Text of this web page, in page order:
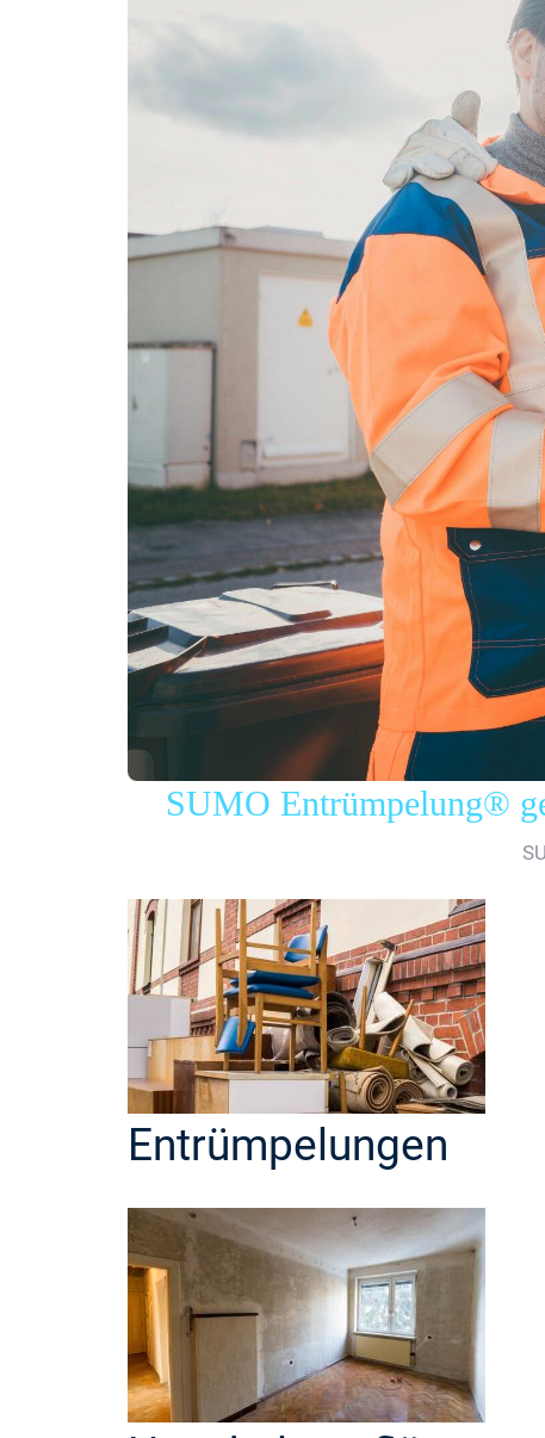
SUMO Entrümpelung®
Entrümpelungen